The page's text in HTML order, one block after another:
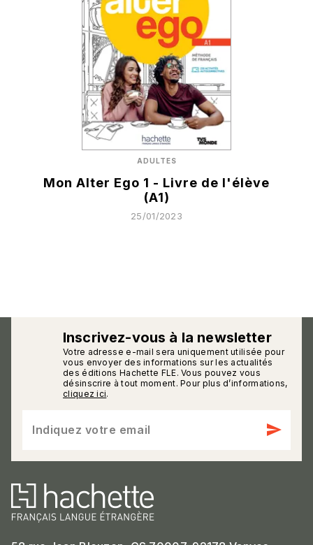
ADULTES
Mon Alter Ego 1 - Livre de l'élève
(A1)
25/01/2023
Inscrivez-vous à la newsletter
Votre adresse e-mail sera uniquement utilisée pour
vous envoyer des informations sur les actualités
des éditions Hachette FLE. Vous pouvez vous
désinscrire à tout moment. Pour plus d’informations,
cliquez ici.
Indiquez votre email send